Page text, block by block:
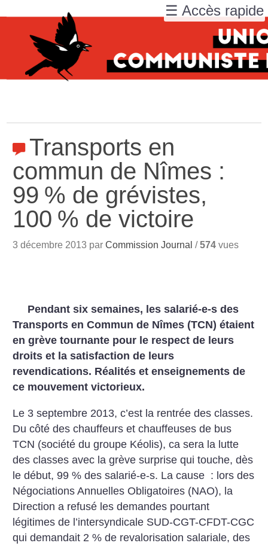
Transports en
commun de Nîmes :
99 % de grévistes,
100 % de victoire
3 décembre 2013 parCommission Journal /574 vues
Pendant six semaines, les salarié-e-s des
Transports en Commun de Nîmes (TCN) étaient
en grève tournante pour le respect de leurs
droits et la satisfaction de leurs
revendications. Réalités et enseignements de
ce mouvement victorieux.
Le 3 septembre 2013, c’est la rentrée des classes.
Du côté des chauffeurs et chauffeuses de bus
TCN (société du groupe Kéolis), ca sera la lutte
des classes avec la grève surprise qui touche, dès
le début, 99 % des salarié-e-s. La cause : lors des
Négociations Annuelles Obligatoires (NAO), la
Direction a refusé les demandes pourtant
légitimes de l’intersyndicale SUD-CGT-CFDT-CGC
qui demandait 2 % de revalorisation salariale, des
☰ Accès rapide